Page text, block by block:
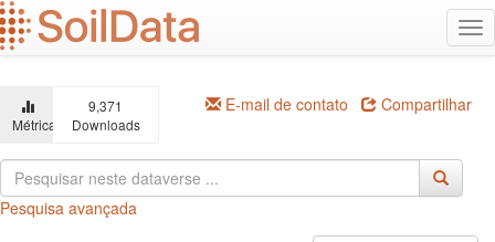
Ir
para
o
principal
Métricas
9,371
Downloads
E-mail de contato Compartilhar
Pesquisa avançada